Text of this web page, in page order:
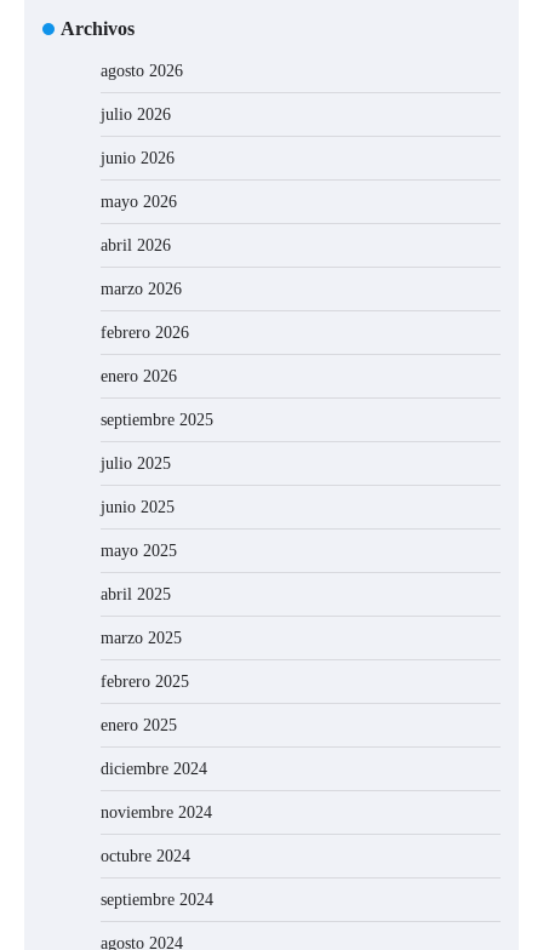
Archivos
agosto 2026
julio 2026
junio 2026
mayo 2026
abril 2026
marzo 2026
febrero 2026
enero 2026
septiembre 2025
julio 2025
junio 2025
mayo 2025
abril 2025
marzo 2025
febrero 2025
enero 2025
diciembre 2024
noviembre 2024
octubre 2024
septiembre 2024
agosto 2024